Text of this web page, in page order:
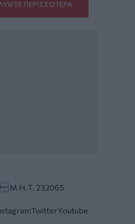
ΠΕΡΙΣΣΟΤΕΡΑ
Μ.Η.Τ. 232065
TwitterYoutube